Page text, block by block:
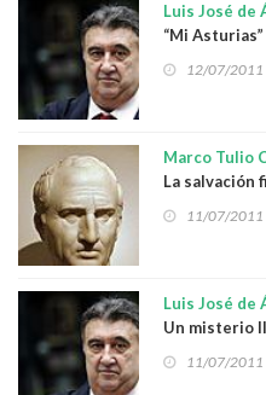
Luis José de
“Mi Asturias”
12/07/2011
Marco Tulio
La salvación
11/07/2011
Luis José de
Un misterio
11/07/2011